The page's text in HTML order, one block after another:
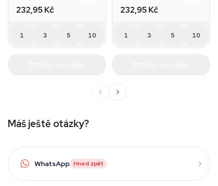
232,95 Kč
1 3 5 10
232,95 Kč
1 3 5 10
Máš ještě otázky?
WhatsApp Hned zpět